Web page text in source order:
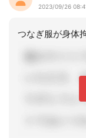
2023/09/26